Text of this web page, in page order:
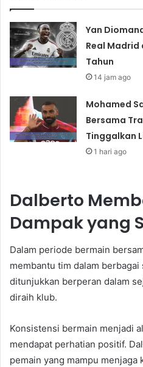
Yan
Real Madrid
Tahun
14 jam ago
Mohamed
Bersama
Tinggalkan
1 hari ago
Dalberto
Dampak yang
Dalam periode bermain
membantu tim dalam
ditunjukkan berperan dalam
diraih klub.
Konsistensi bermain menjadi
mendapat perhatian positif.
pemain yang mampu